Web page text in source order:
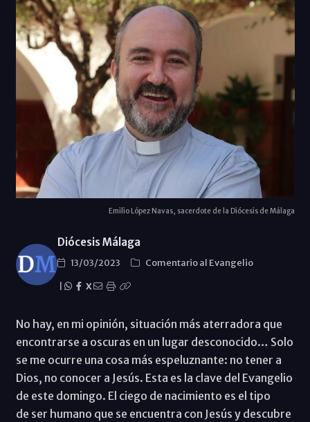
Emilio López Navas, sacerdote de la Diócesis de Málaga
Diócesis Málaga
13/03/2023
Comentario al Evangelio
X
No hay, en mi opinión, situación más aterradora que
encontrarse a oscuras en un lugar desconocido… Solo
se me ocurre una cosa más espeluznante: no tener a
Dios, no conocer a Jesús. Esta es la clave del Evangelio
de este domingo. El ciego de nacimiento es el tipo
de ser humano que se encuentra con Jesús y descubre